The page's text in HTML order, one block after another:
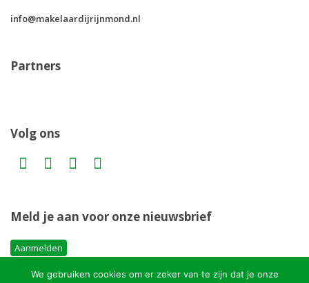
info@makelaardijrijnmond.nl
Partners
Volg ons
Meld je aan voor onze nieuwsbrief
Aanmelden
We gebruiken cookies om er zeker van te zijn dat je onze